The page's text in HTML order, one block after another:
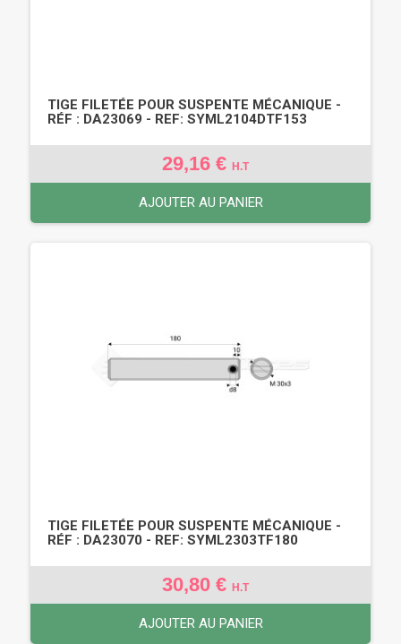
TIGE FILETÉE POUR SUSPENTE MÉCANIQUE -
RÉF : DA23069 - REF: SYML2104DTF153
29,16 € H.T
AJOUTER AU PANIER
TIGE FILETÉE POUR SUSPENTE MÉCANIQUE -
RÉF : DA23070 - REF: SYML2303TF180
30,80 € H.T
AJOUTER AU PANIER